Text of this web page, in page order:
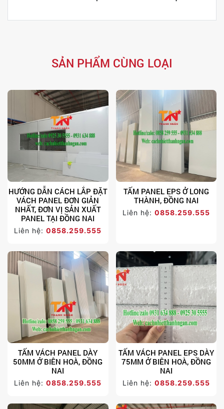
SẢN PHẨM CÙNG LOẠI
HƯỚNG DẪN CÁCH LẮP ĐẶT
VÁCH PANEL ĐƠN GIẢN
NHẤT, ĐƠN VỊ SẢN XUẤT
PANEL TẠI ĐỒNG NAI
Liên hệ:0858.259.555
TẤM PANEL EPS Ở LONG
THÀNH, ĐỒNG NAI
Liên hệ: 0858.259.555
TẤM VÁCH PANEL DÀY
50MM Ở BIÊN HOÀ, ĐỒNG
NAI
Liên hệ:0858.259.555
TẤM VÁCH PANEL EPS DÀY
75MM Ở BIÊN HOÀ, ĐỒNG
NAI
Liên hệ: 0858.259.555